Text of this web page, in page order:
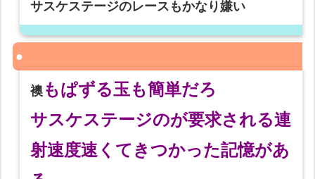
サスケステージのレースもかなり嫌い
襖 もぱずる玉も簡単だろ
サスケステージのが要求される連
射速度速くてきつかった記憶があ